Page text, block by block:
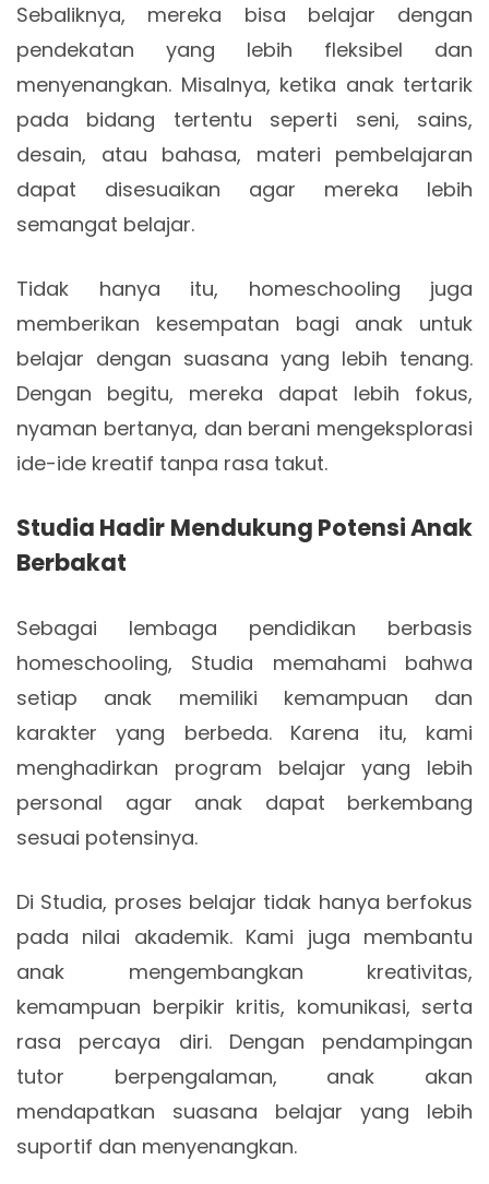
Sebaliknya, mereka bisa belajar dengan
pendekatan yang lebih fleksibel dan
menyenangkan. Misalnya, ketika anak tertarik
pada bidang tertentu seperti seni, sains,
desain, atau bahasa, materi pembelajaran
dapat disesuaikan agar mereka lebih
semangat belajar.
Tidak hanya itu, homeschooling juga
memberikan kesempatan bagi anak untuk
belajar dengan suasana yang lebih tenang.
Dengan begitu, mereka dapat lebih fokus,
nyaman bertanya, dan berani mengeksplorasi
ide-ide kreatif tanpa rasa takut.
Studia Hadir Mendukung Potensi Anak
Berbakat
Sebagai lembaga pendidikan berbasis
homeschooling, Studia memahami bahwa
setiap anak memiliki kemampuan dan
karakter yang berbeda. Karena itu, kami
menghadirkan program belajar yang lebih
personal agar anak dapat berkembang
sesuai potensinya.
Di Studia, proses belajar tidak hanya berfokus
pada nilai akademik. Kami juga membantu
anak mengembangkan kreativitas,
kemampuan berpikir kritis, komunikasi, serta
rasa percaya diri. Dengan pendampingan
tutor berpengalaman, anak akan
mendapatkan suasana belajar yang lebih
suportif dan menyenangkan.